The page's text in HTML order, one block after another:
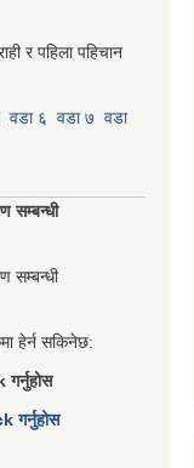
र पहिला पहिचान
वडा ६ वडा ७ वडा
सम्बन्धी
सम्बन्धी
हेर्न सकिनेछ:
गर्नुहोस
गर्नुहोस